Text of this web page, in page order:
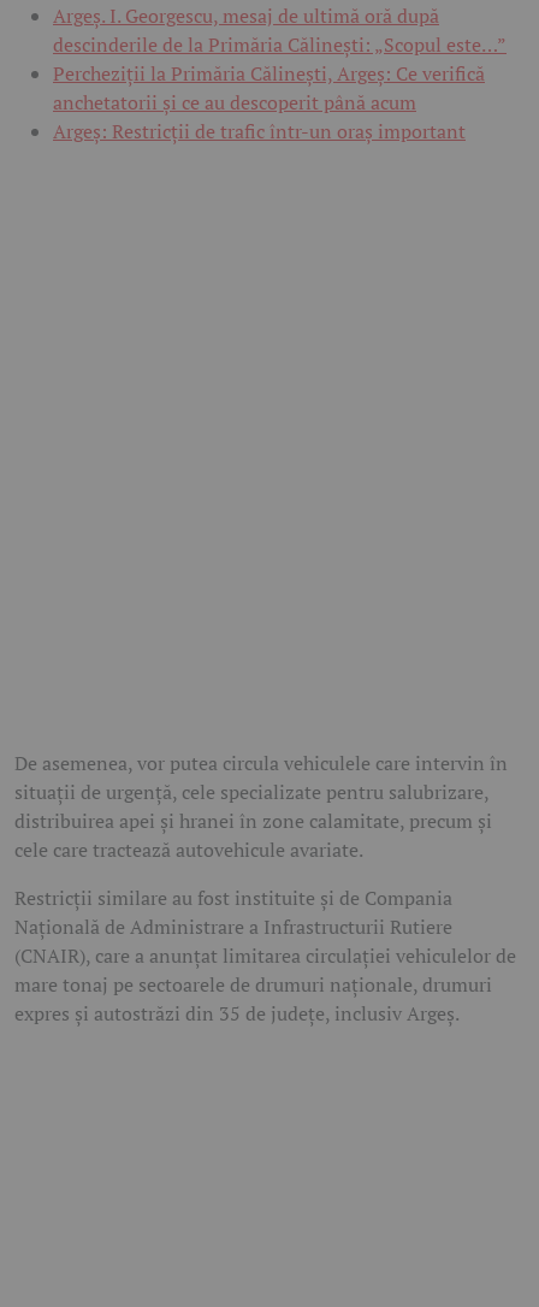
Argeș. I. Georgescu, mesaj de ultimă oră după
descinderile de la Primăria Călinești: „Scopul este…”
Percheziții la Primăria Călinești, Argeș: Ce verifică
anchetatorii și ce au descoperit până acum
Argeș: Restricții de trafic într-un oraș important
De asemenea, vor putea circula vehiculele care intervin în
situații de urgență, cele specializate pentru salubrizare,
distribuirea apei și hranei în zone calamitate, precum și
cele care tractează autovehicule avariate.
Restricții similare au fost instituite și de Compania
Națională de Administrare a Infrastructurii Rutiere
(CNAIR), care a anunțat limitarea circulației vehiculelor de
mare tonaj pe sectoarele de drumuri naționale, drumuri
expres și autostrăzi din 35 de județe, inclusiv Argeș.